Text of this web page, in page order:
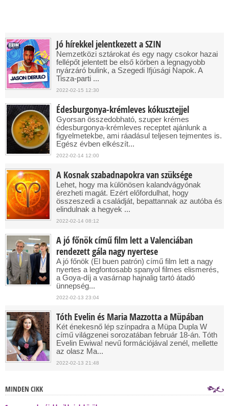
Jó hírekkel jelentkezett a SZIN
Nemzetközi sztárokat és egy nagy csokor hazai
fellépőt jelentett be első körben a legnagyobb
nyárzáró bulink, a Szegedi Ifjúsági Napok. A
Tisza-parti ...
2022-02-15 12:30
Édesburgonya-krémleves kókusztejjel
Gyorsan összedobható, szuper krémes
édesburgonya-krémleves receptet ajánlunk a
figyelmetekbe, ami ráadásul teljesen tejmentes is.
Egész évben elkészít...
2022-02-14 12:00
A Kosnak szabadnapokra van szüksége
Lehet, hogy ma különösen kalandvágyónak
érezheti magát. Ezért előfordulhat, hogy
összeszedi a családját, bepattannak az autóba és
elindulnak a hegyek ...
2022-02-14 08:12
A jó főnök című film lett a Valenciában
rendezett gála nagy nyertese
A jó főnök (El buen patrón) című film lett a nagy
nyertes a legfontosabb spanyol filmes elismerés,
a Goya-díj a vasárnap hajnalig tartó átadó
ünnepség...
2022-02-13 23:04
Tóth Evelin és Maria Mazzotta a Müpában
Két énekesnő lép színpadra a Müpa Dupla W
című világzenei sorozatában február 18-án. Tóth
Evelin Ewiwa! nevű formációjával zenél, mellette
az olasz Ma...
2022-02-13 21:48
MINDEN CIKK